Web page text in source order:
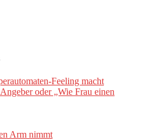
Feeling macht
oder „Wie Frau einen
Arm nimmt